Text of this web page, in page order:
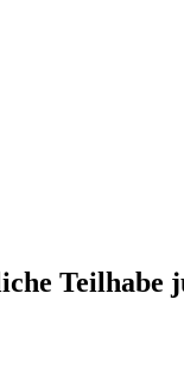
Teilhabe